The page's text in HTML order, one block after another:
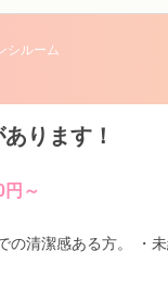
シルーム
ります！
～